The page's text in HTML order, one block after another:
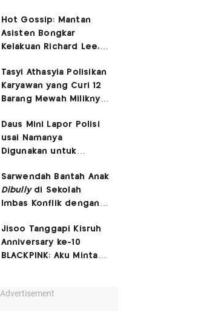
Hot Gossip: Mantan
Asisten Bongkar
Kelakuan Richard Lee,
Vicky Prasetyo
Tasyi Athasyia Polisikan
Karyawan yang Curi 12
Barang Mewah Miliknya
Daus Mini Lapor Polisi
usai Namanya
Digunakan untuk
SARA
Sarwendah Bantah Anak
Dibullydi Sekolah
Imbas Konflik dengan
Jisoo Tanggapi Kisruh
Anniversary ke-10
BLACKPINK: Aku Minta
Advertisement